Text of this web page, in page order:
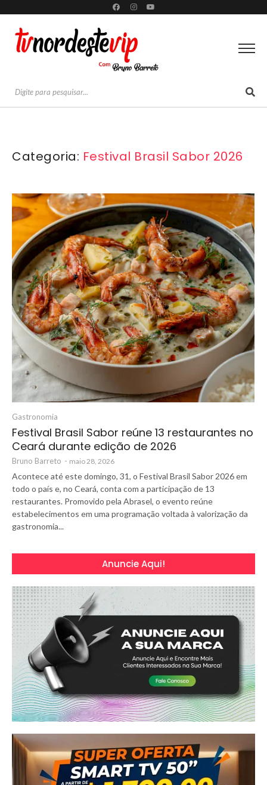
Categoria: Festival Brasil Sabor 2026
Gastronomia
Festival Brasil Sabor reúne 13 restaurantes no
Ceará durante edição de 2026
Bruno Barreto - maio 28, 2026
Acontece até este domingo, 31, o Festival Brasil Sabor 2026 em
todo o país e, no Ceará, conta com a participação de 13
restaurantes. Promovido pela Abrasel, o evento reúne
estabelecimentos em uma programação voltada à valorização da
gastronomia...
Anuncie Aqui!